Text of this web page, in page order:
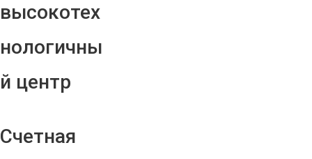
высокотех
нологичны
й центр
Счетная